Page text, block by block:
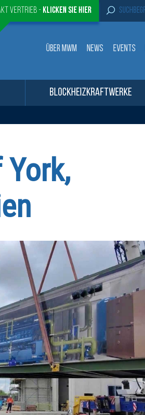
Vertrieb - Klicken sie Hier
S
e
r
:
ÜBER MWM NEWS EVENTS
BLOCKHEIZKRAFTWERKE